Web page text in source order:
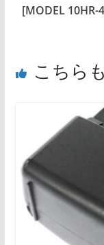
[MODEL 10HR-
こちら